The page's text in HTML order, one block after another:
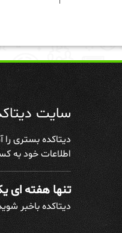
سایت
دیتاکده بستری را
اطلاعات خود به
تنها هفته ای
دیتاکده باخبر